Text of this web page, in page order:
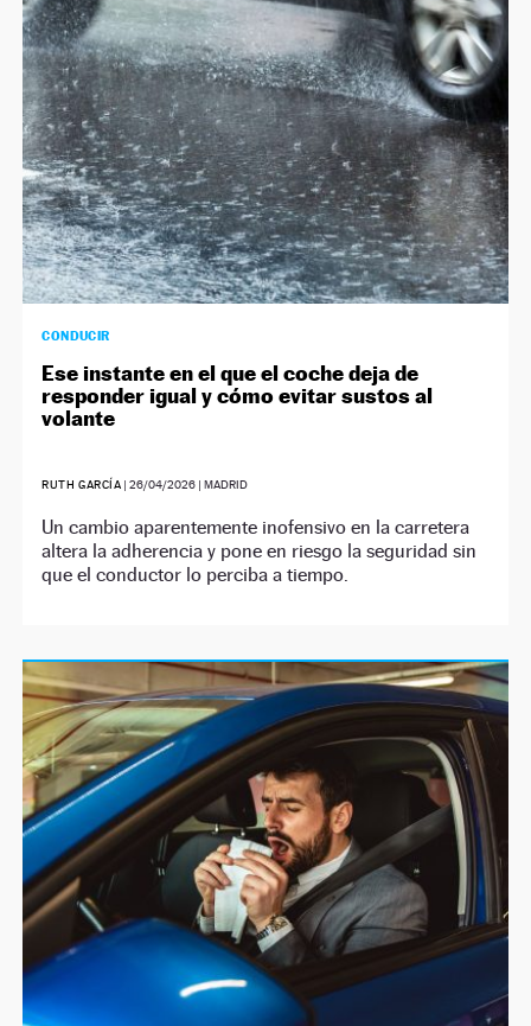
NEWSLETTER
SÍGUENOS
CONDUCIR
Ese instante en el que el coche deja de
responder igual y cómo evitar sustos al
volante
RUTH GARCÍA |26/04/2026 | MADRID
Un cambio aparentemente inofensivo en la carretera
altera la adherencia y pone en riesgo la seguridad sin
que el conductor lo perciba a tiempo.